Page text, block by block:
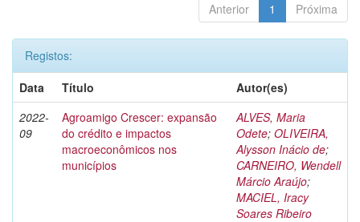
Anterior 1 Próxima
Registos:
Data
Título
Autor(es)
2022-
09
Agroamigo Crescer: expansão
do crédito e impactos
macroeconômicos nos
municípios
ALVES, Maria
Odete; OLIVEIRA,
Alysson Inácio de;
CARNEIRO, Wendell
Márcio Araújo;
MACIEL, Iracy
Soares Ribeiro